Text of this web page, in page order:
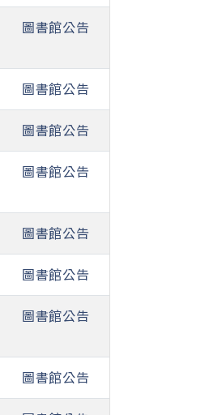
圖書館公告
圖書館公告
圖書館公告
圖書館公告
圖書館公告
圖書館公告
圖書館公告
圖書館公告